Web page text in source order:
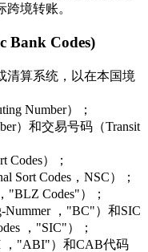
境转账。
Bank Codes)
清算系统，以在本国境
Number）；
）和交易号码（Transit
）；
Sort Codes，NSC）；
"BLZ Codes"）；
Nummer ，"BC"）和SIC
，"SIC"）；
，"ABI"）和CAB代码